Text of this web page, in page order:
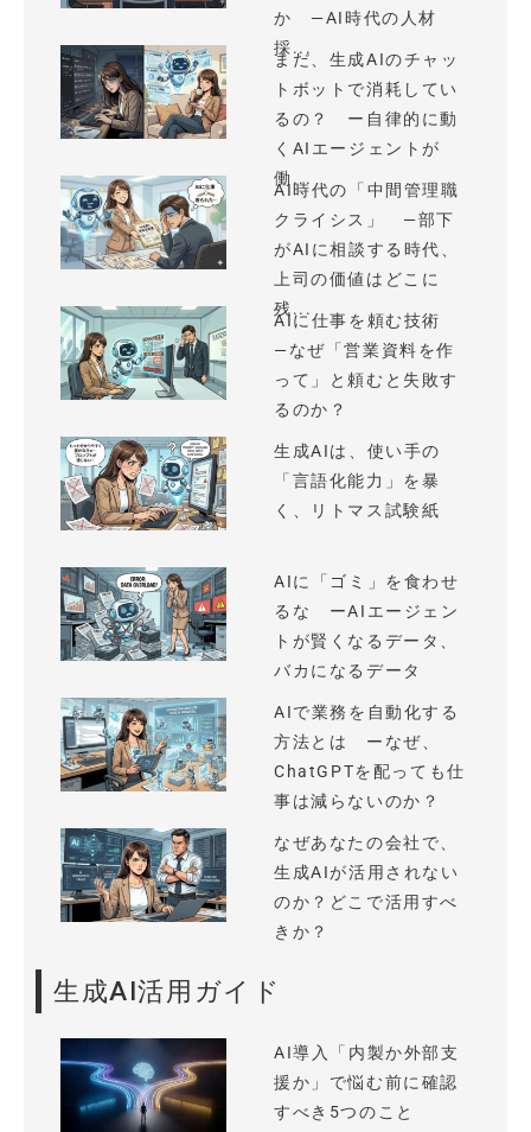
か —AI時代の人材
採...
まだ、生成AIのチャッ
トボットで消耗してい
るの？ ー自律的に動
くAIエージェントが
働...
AI時代の「中間管理職
クライシス」 —部下
がAIに相談する時代、
上司の価値はどこに
残...
AIに仕事を頼む技術
—なぜ「営業資料を作
って」と頼むと失敗す
るのか？
生成AIは、使い手の
「言語化能力」を暴
く、リトマス試験紙
AIに「ゴミ」を食わせ
るな ーAIエージェン
トが賢くなるデータ、
バカになるデータ
AIで業務を自動化する
方法とは ーなぜ、
ChatGPTを配っても仕
事は減らないのか？
なぜあなたの会社で、
生成AIが活用されない
のか？どこで活用すべ
きか？
生成AI活用ガイド
AI導入「内製か外部支
援か」で悩む前に確認
すべき5つのこと